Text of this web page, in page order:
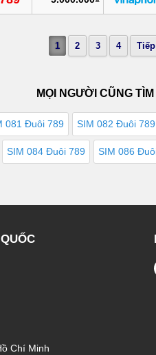
1 2 3 4
MỌI NGƯỜI CŨNG
081 Đuôi 789 SIM 082 Đuôi 789
SIM 084 Đuôi 789 SIM 086
Chí Minh